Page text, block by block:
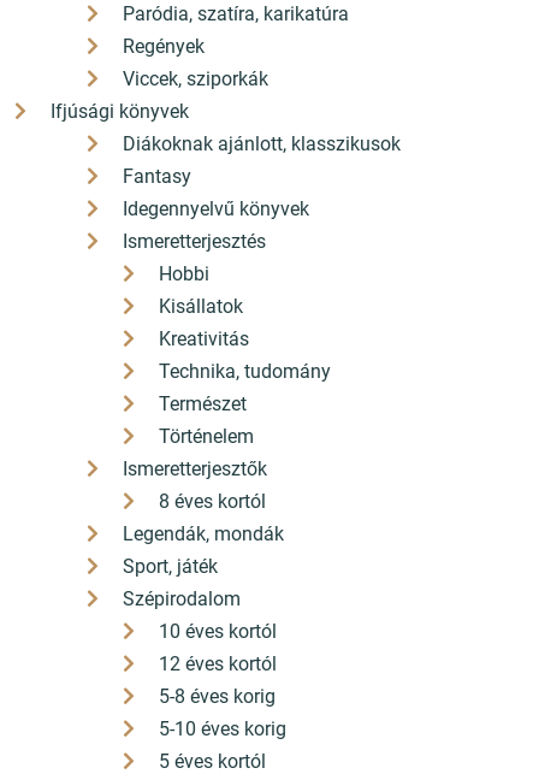
Paródia, szatíra, karikatúra
Regények
Viccek, sziporkák
Ifjúsági könyvek
Diákoknak ajánlott, klasszikusok
Fantasy
Idegennyelvű könyvek
Ismeretterjesztés
Hobbi
Kisállatok
Kreativitás
Technika, tudomány
Természet
Történelem
Ismeretterjesztők
8 éves kortól
Legendák, mondák
Sport, játék
Szépirodalom
10 éves kortól
12 éves kortól
5-8 éves korig
5-10 éves korig
5 éves kortól